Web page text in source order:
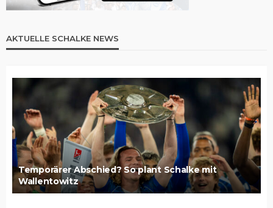
AKTUELLE SCHALKE NEWS
Temporärer Abschied? So plant Schalke mit
Wallentowitz